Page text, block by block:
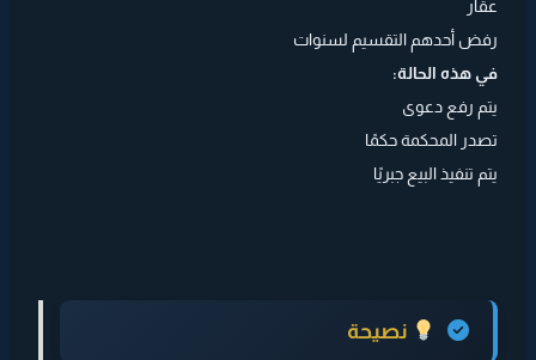
عقار
رفض أحدهم التقسيم لسنوات
في هذه الحالة:
يتم رفع دعوى
تصدر المحكمة حكمًا
يتم تنفيذ البيع جبريًا
نصيحة